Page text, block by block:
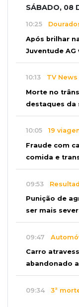
SÁBADO, 08
10:25
Após brilhar
Juventude
10:13 TV News
Morte no
destaques da
10:05 19
Fraude com
comida e
09:53
Punição de
ser mais
09:47
Carro
abandonado
09:34 3ª